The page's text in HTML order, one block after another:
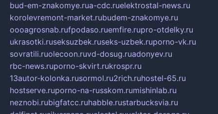
bud-em-znakomye.rua-cdc.ruelektrostal-news.ru
korolevremont-market.rubudem-znakomye.ru
oooagrosnab.rufpodaso.ruemfire.rupro-otdelky.ru
ukrasotki.ruseksuzbek.ruseks-uzbek.ruporno-vk.ru
sovratili.ruolecoon.ruvd-dosug.ruadonyev.ru
rbc-news.ruporno-skvirt.rukrospr.ru
13autor-kolonka.rusormol.ru2rich.ruhostel-65.ru
hostserve.ruporno-na-russkom.rumishinlab.ru
neznobi.rubigfatcc.ruhabble.rustarbucksvia.ru